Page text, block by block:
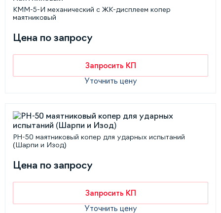
КММ-5-И механический с ЖК-дисплеем копер
маятниковый
Цена по запросу
Запросить КП
Уточнить цену
РН-50 маятниковый копер для ударных испытаний
(Шарпи и Изод)
Цена по запросу
Запросить КП
Уточнить цену